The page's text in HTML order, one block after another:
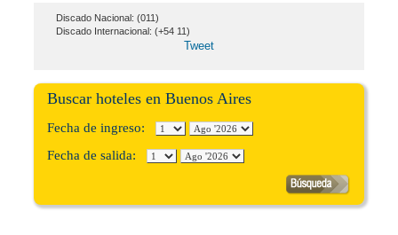
Discado Nacional: (011)
Discado Internacional: (+54 11)
Tweet
Buscar hoteles en Buenos Aires
Fecha de ingreso:
Fecha de salida: